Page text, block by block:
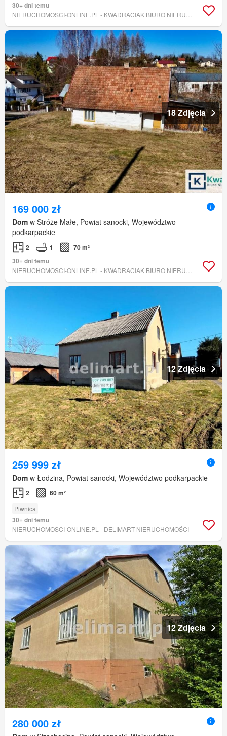
30+ dni temu
18 Zdjęcia
169 000 zł
Dom w Stróże Małe, Powiat sanocki, Województwo
podkarpackie
2 1
70 m²
30+ dni temu
12 Zdjęcia
259 999 zł
Dom w Łodzina, Powiat sanocki, Województwo podkarpackie
2 60 m²
Piwnica
30+ dni temu
NIERUCHOMOSCI-ONLINE.PL - DELIMART NIERUCHOMOŚCI
12 Zdjęcia
280 000 zł